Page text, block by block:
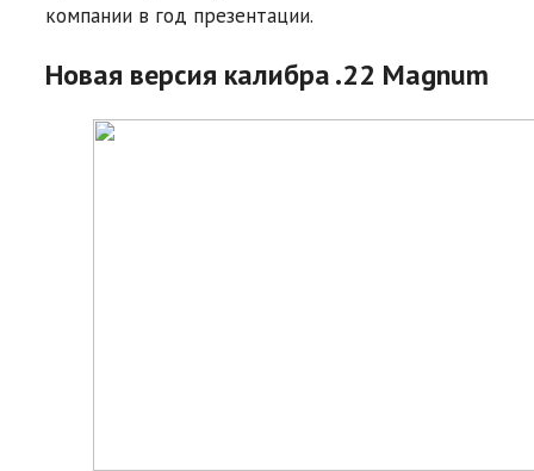
компании в год презентации.
Новая версия калибра .22 Magnum